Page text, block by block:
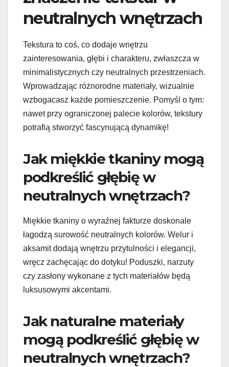
neutralnych wnętrzach
Tekstura to coś, co dodaje wnętrzu
zainteresowania, głębi i charakteru, zwłaszcza w
minimalistycznych czy neutralnych przestrzeniach.
Wprowadzając różnorodne materiały, wizualnie
wzbogacasz każde pomieszczenie. Pomyśl o tym:
nawet przy ograniczonej palecie kolorów, tekstury
potrafią stworzyć fascynującą dynamikę!
Jak miękkie tkaniny mogą
podkreślić głębię w
neutralnych wnętrzach?
Miękkie tkaniny o wyraźnej fakturze doskonale
łagodzą surowość neutralnych kolorów. Welur i
aksamit dodają wnętrzu przytulności i elegancji,
wręcz zachęcając do dotyku! Poduszki, narzuty
czy zasłony wykonane z tych materiałów będą
luksusowymi akcentami.
Jak naturalne materiały
mogą podkreślić głębię w
neutralnych wnętrzach?